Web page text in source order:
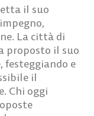
il suo
La città di
proposto il suo
festeggiando e
il
Chi oggi